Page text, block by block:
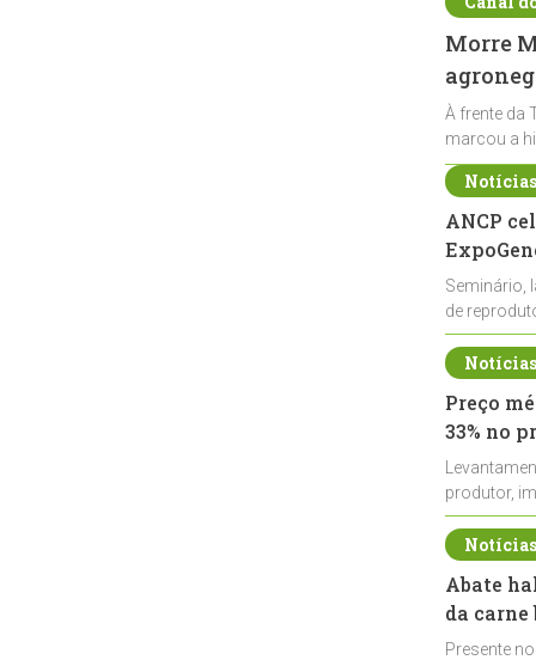
Morre
À frente da
marcou a
ANCP
Seminário,
de
durante a
Preço
33% no
produtor,
de leite cru
Abate
da
Presente